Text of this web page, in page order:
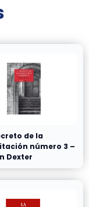
de la
número 3 –
Dexter